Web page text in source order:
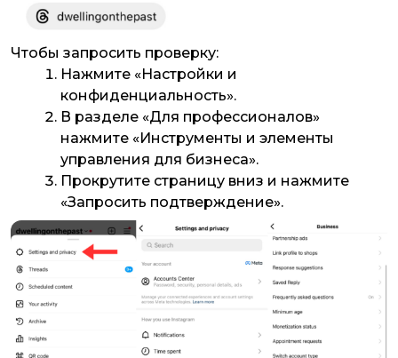
Чтобы запросить проверку:
Нажмите «Настройки и
конфиденциальность».
В разделе «Для профессионалов»
нажмите «Инструменты и элементы
управления для бизнеса».
Прокрутите страницу вниз и нажмите
«Запросить подтверждение».